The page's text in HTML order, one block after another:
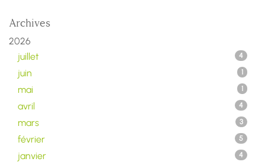
Archives
2026
juillet
4
juin 1
mai 1
avril 4
mars 3
février 5
janvier 4